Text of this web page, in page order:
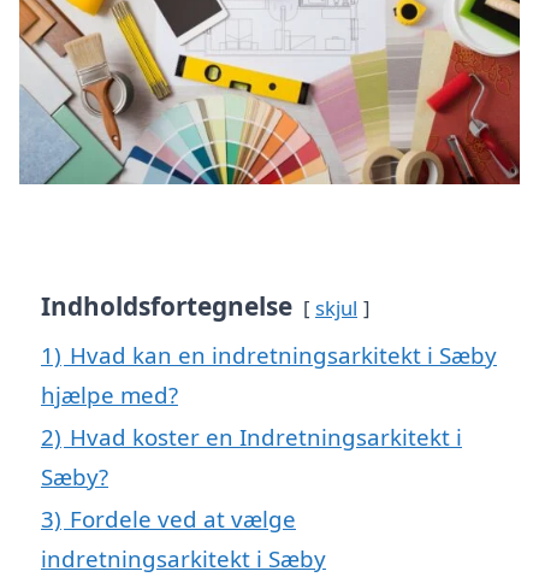
Indholdsfortegnelse skjul
1) Hvad kan en indretningsarkitekt i Sæby
hjælpe med?
2) Hvad koster en Indretningsarkitekt i
Sæby?
3) Fordele ved at vælge
indretningsarkitekt i Sæby